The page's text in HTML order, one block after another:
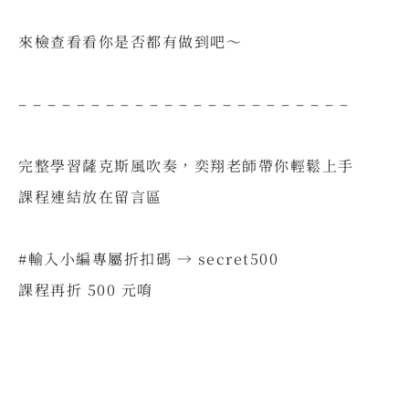
來檢查看看你是否都有做到吧～
– – – – – – – – – – – – – – – – – – – – – – –
完整學習薩克斯風吹奏，奕翔老師帶你輕鬆上手
課程連結放在留言區
#輸入小編專屬折扣碼 → secret500
課程再折 500 元唷